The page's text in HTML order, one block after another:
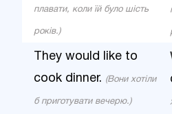
плавати, коли їй було шість
років.)
They would like to
cook dinner. (Вони хотіли
б приготувати вечерю.)